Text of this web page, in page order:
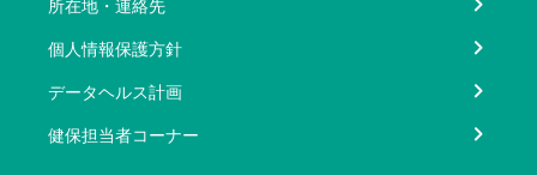
所在地・連絡先
個人情報保護方針
データヘルス計画
健保担当者コーナー